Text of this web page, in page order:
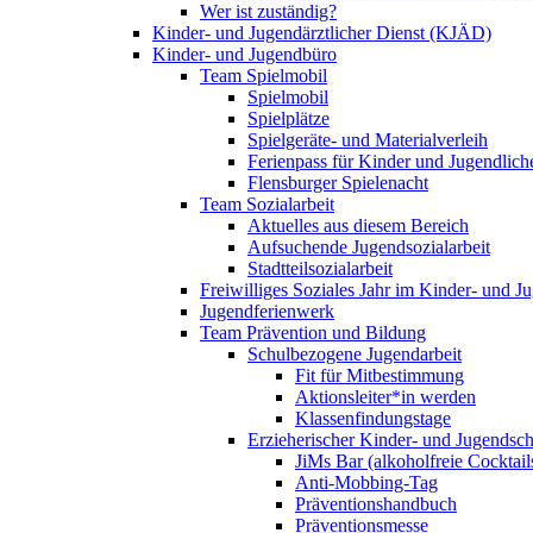
Wer ist zuständig?
Kinder- und Jugendärztlicher Dienst (KJÄD)
Kinder- und Jugendbüro
Team Spielmobil
Spielmobil
Spielplätze
Spielgeräte- und Materialverleih
Ferienpass für Kinder und
Flensburger Spielenacht
Team Sozialarbeit
Aktuelles aus diesem Bereich
Aufsuchende Jugendsozialarbeit
Stadtteilsozialarbeit
Freiwilliges Soziales Jahr im Kinder- und
Jugendferienwerk
Team Prävention und Bildung
Schulbezogene Jugendarbeit
Fit für Mitbestimmung
Aktionsleiter*in werden
Klassenfindungstage
Erzieherischer Kinder- und
JiMs Bar (alkoholfreie
Anti-Mobbing-Tag
Präventionshandbuch
Präventionsmesse